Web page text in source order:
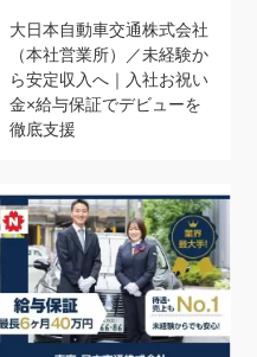
大日本自動車交通株式会社
（本社営業所）／未経験か
ら安定収入へ｜入社お祝い
金×給与保証でデビューを
徹底支援